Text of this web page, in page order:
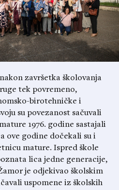
završetka školovanja
tek povremeno,
birotehničke i
su povezanost sačuvali
1976. godine sastajali
ove godine dočekali su i
mature. Ispred škole
lica jedne generacije,
je odjekivao školskim
uspomene iz školskih